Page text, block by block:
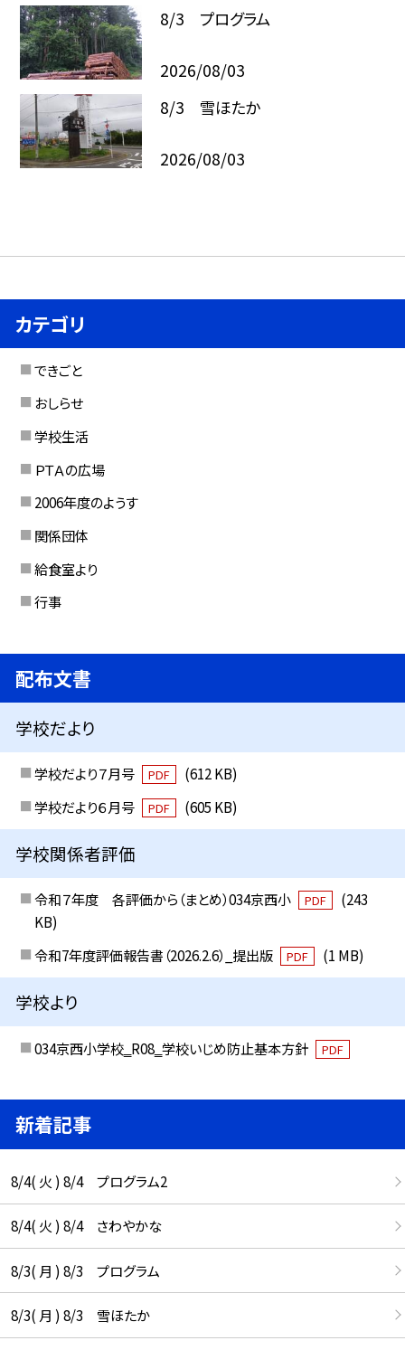
8/3 プログラム
2026/08/03
8/3 雪ほたか
2026/08/03
カテゴリ
できごと
おしらせ
学校生活
ＰＴＡの広場
2006年度のようす
関係団体
給食室より
行事
配布文書
学校だより
学校だより７月号 PDF
(612 KB)
学校だより６月号
PDF (605 KB)
学校関係者評価
令和７年度 各評価から（まとめ）034京西小 PDF
(243
KB)
令和7年度評価報告書（2026.2.6）_提出版
PDF (1 MB)
学校より
034京西小学校‗R08‗学校いじめ防止基本方針 PDF
新着記事
8/4( 火 ) 8/4 プログラム2
8/4( 火 ) 8/4 さわやかな
8/3( 月 ) 8/3 プログラム
8/3( 月 ) 8/3 雪ほたか